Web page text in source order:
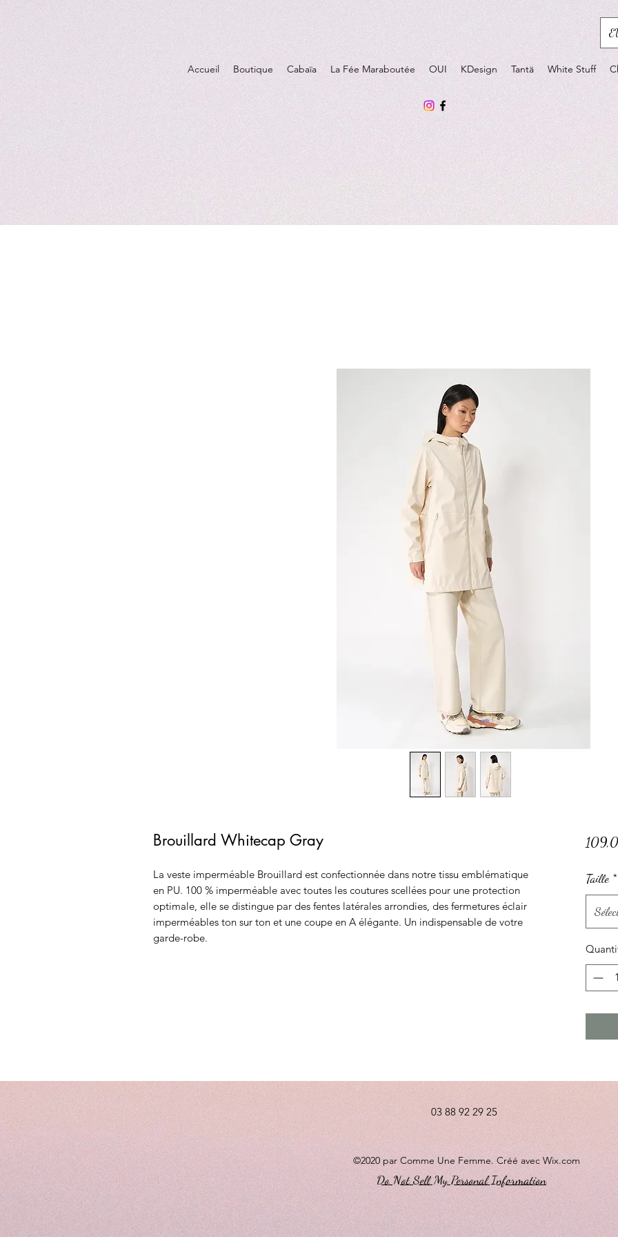
Accueil Boutique Cabaïa La Fée Maraboutée OUI KDesign Tantä White Stuff
Brouillard Whitecap Gray
La veste imperméable Brouillard est confectionnée dans notre tissu emblématique
en PU. 100 % imperméable avec toutes les coutures scellées pour une protection
optimale, elle se distingue par des fentes latérales arrondies, des fermetures éclair
imperméables ton sur ton et une coupe en A élégante. Un indispensable de votre
garde-robe.
Taille *
03 88 92 29 25
©2020 par Comme Une Femme. Créé avec Wix.com
Do Not Sell My Personal Information